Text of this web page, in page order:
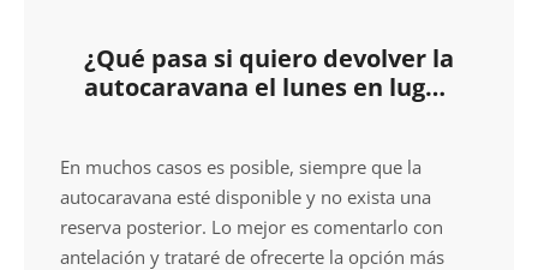
¿Qué pasa si quiero devolver la
autocaravana el lunes en lugar
En muchos casos es posible, siempre que la
autocaravana esté disponible y no exista una
reserva posterior. Lo mejor es comentarlo con
antelación y trataré de ofrecerte la opción más